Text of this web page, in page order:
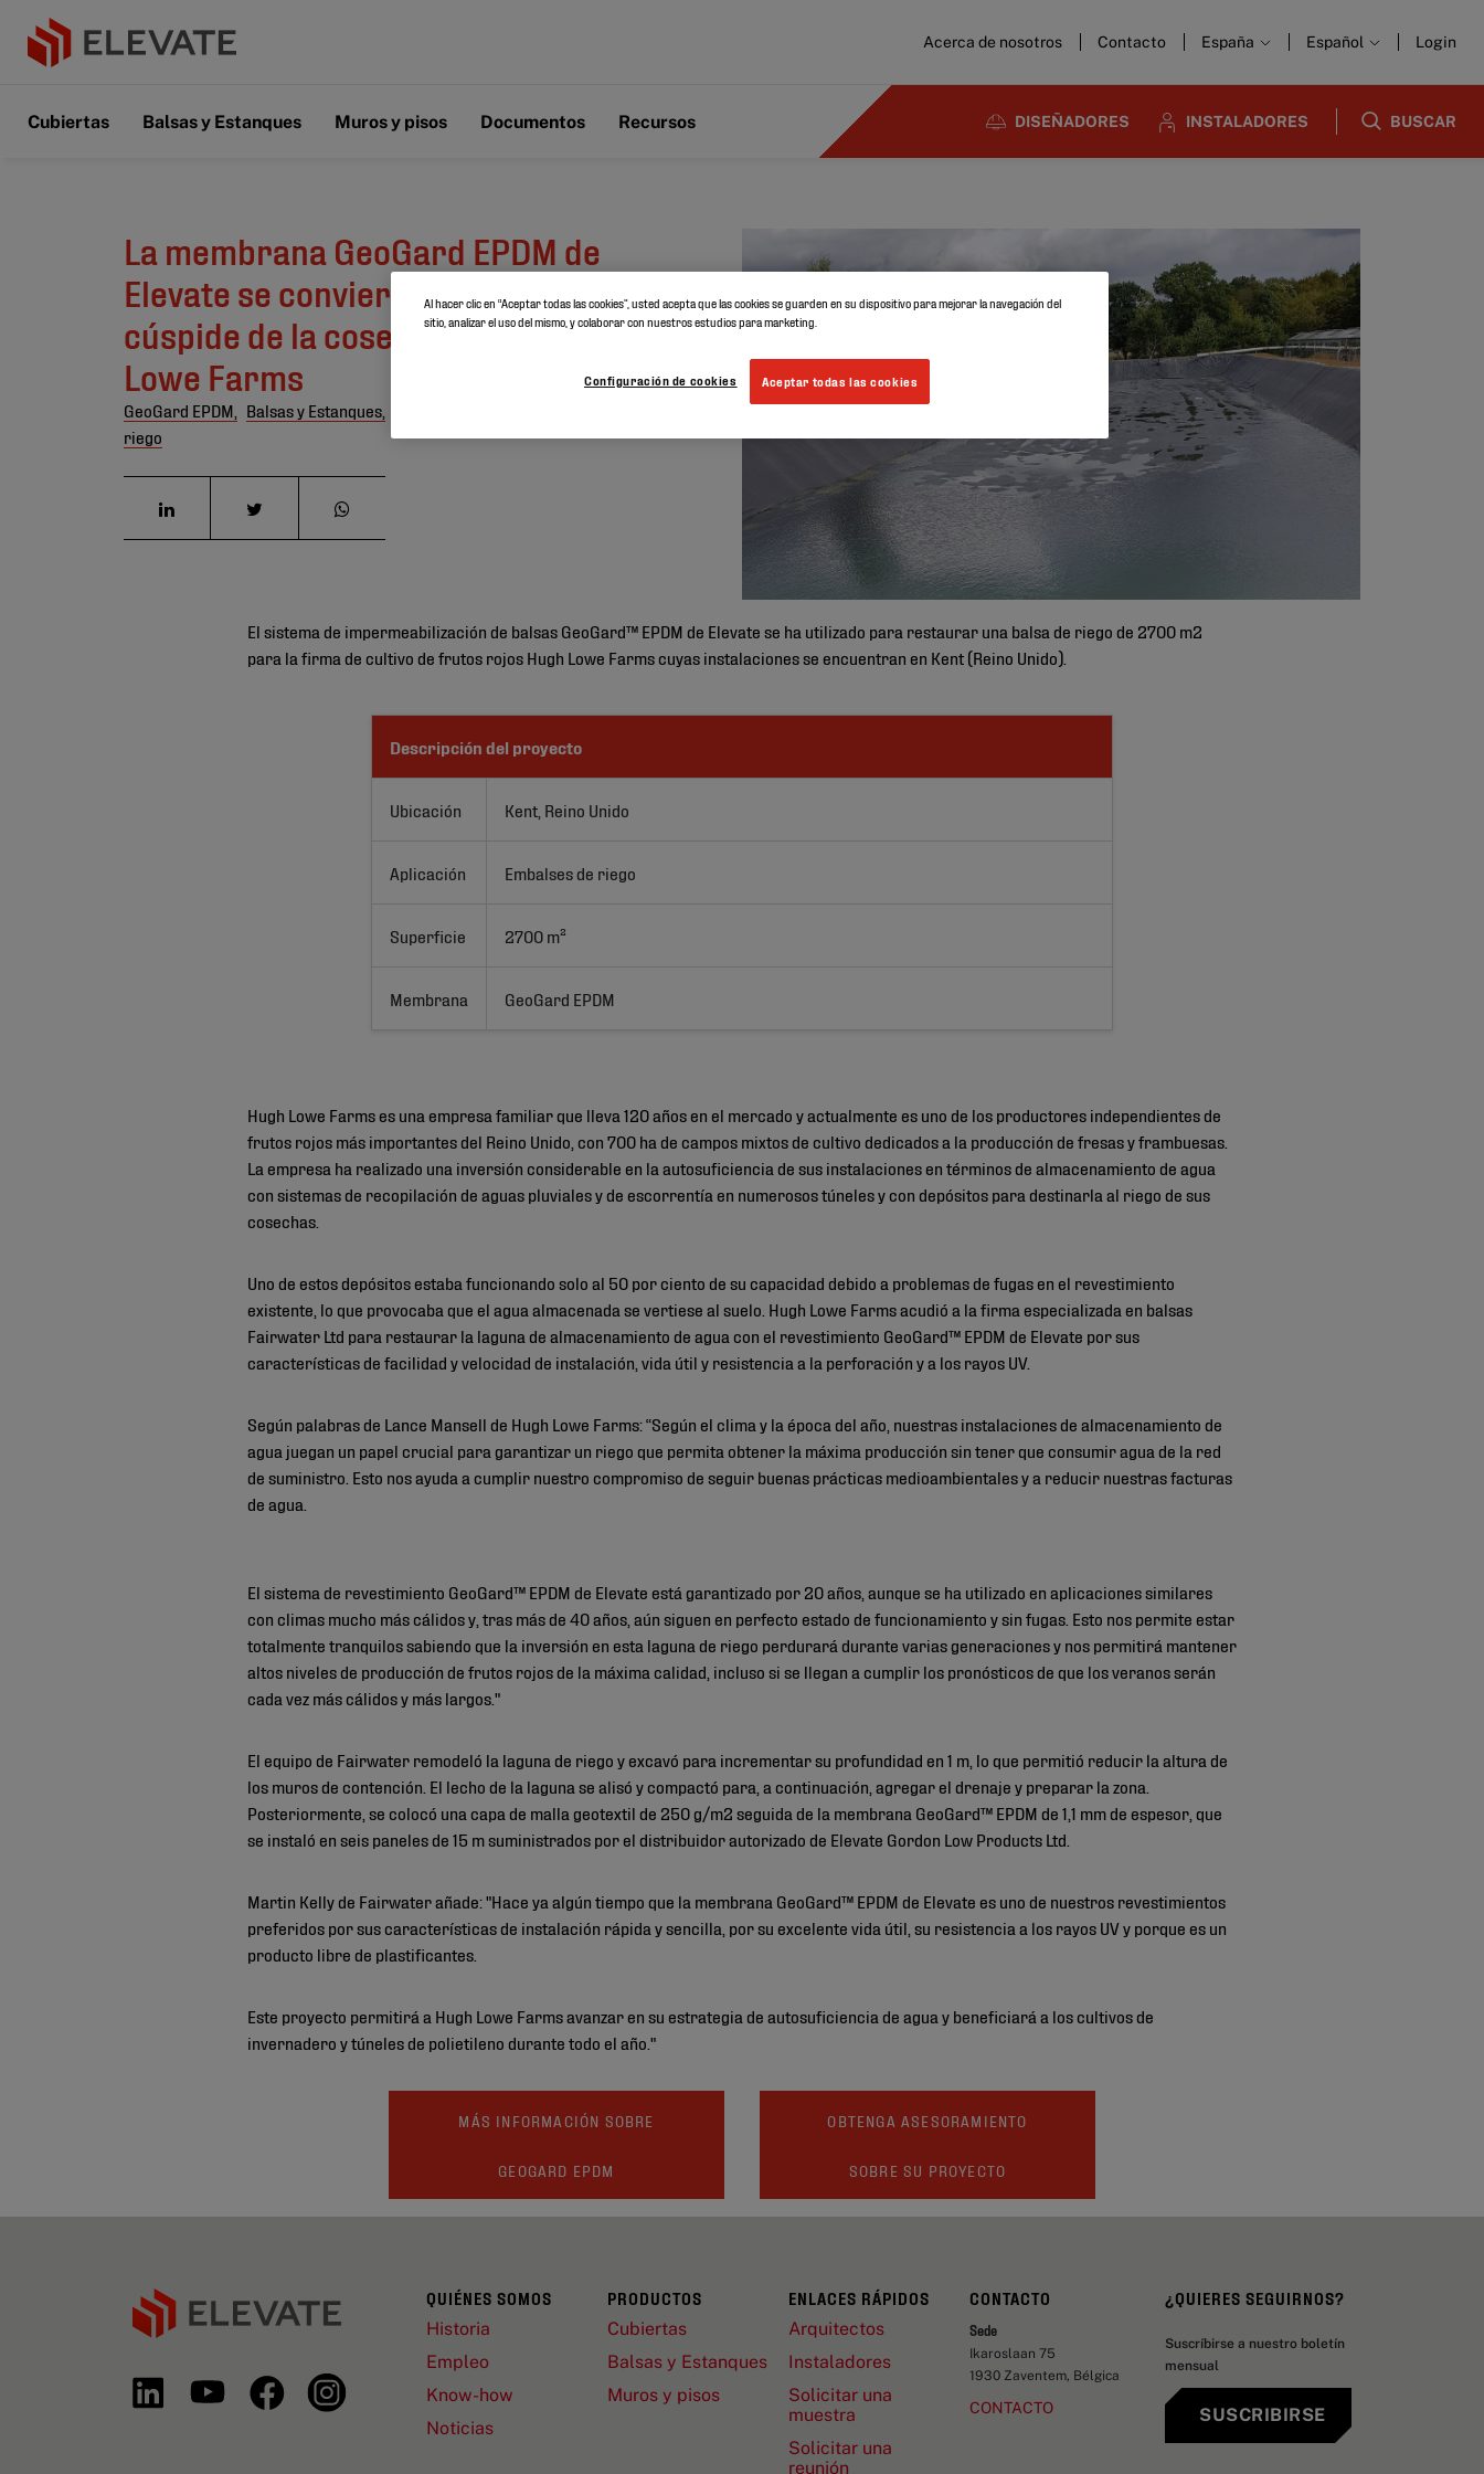
Acerca de nosotros Contacto España Español Login
Cubiertas Balsas y Estanques Muros y pisos Documentos Recursos DISEÑADORES INSTALADORES BUSCAR
La membrana GeoGard EPDM de
Elevate se convierte en la
cúspide de la cosecha de Hugh
Lowe Farms
GeoGard EPDM, Balsas y Estanques,
riego
El sistema de impermeabilización de balsas GeoGard™ EPDM de Elevate se ha utilizado para restaurar una balsa de riego de 2700 m2
para la firma de cultivo de frutos rojos Hugh Lowe Farms cuyas instalaciones se encuentran en Kent (Reino Unido).
Descripción del proyecto
Ubicación Kent, Reino Unido
Aplicación Embalses de riego
Superficie 2700 m²
Membrana GeoGard EPDM
Hugh Lowe Farms es una empresa familiar que lleva 120 años en el mercado y actualmente es uno de los productores independientes de
frutos rojos más importantes del Reino Unido, con 700 ha de campos mixtos de cultivo dedicados a la producción de fresas y frambuesas.
La empresa ha realizado una inversión considerable en la autosuficiencia de sus instalaciones en términos de almacenamiento de agua
con sistemas de recopilación de aguas pluviales y de escorrentía en numerosos túneles y con depósitos para destinarla al riego de sus
cosechas.
Uno de estos depósitos estaba funcionando solo al 50 por ciento de su capacidad debido a problemas de fugas en el revestimiento
existente, lo que provocaba que el agua almacenada se vertiese al suelo. Hugh Lowe Farms acudió a la firma especializada en balsas
Fairwater Ltd para restaurar la laguna de almacenamiento de agua con el revestimiento GeoGard™ EPDM de Elevate por sus
características de facilidad y velocidad de instalación, vida útil y resistencia a la perforación y a los rayos UV.
Según palabras de Lance Mansell de Hugh Lowe Farms: “Según el clima y la época del año, nuestras instalaciones de almacenamiento de
agua juegan un papel crucial para garantizar un riego que permita obtener la máxima producción sin tener que consumir agua de la red
de suministro. Esto nos ayuda a cumplir nuestro compromiso de seguir buenas prácticas medioambientales y a reducir nuestras facturas
de agua.
El sistema de revestimiento GeoGard™ EPDM de Elevate está garantizado por 20 años, aunque se ha utilizado en aplicaciones similares
con climas mucho más cálidos y, tras más de 40 años, aún siguen en perfecto estado de funcionamiento y sin fugas. Esto nos permite estar
totalmente tranquilos sabiendo que la inversión en esta laguna de riego perdurará durante varias generaciones y nos permitirá mantener
altos niveles de producción de frutos rojos de la máxima calidad, incluso si se llegan a cumplir los pronósticos de que los veranos serán
cada vez más cálidos y más largos."
El equipo de Fairwater remodeló la laguna de riego y excavó para incrementar su profundidad en 1 m, lo que permitió reducir la altura de
los muros de contención. El lecho de la laguna se alisó y compactó para, a continuación, agregar el drenaje y preparar la zona.
Posteriormente, se colocó una capa de malla geotextil de 250 g/m2 seguida de la membrana GeoGard™ EPDM de 1,1 mm de espesor, que
se instaló en seis paneles de 15 m suministrados por el distribuidor autorizado de Elevate Gordon Low Products Ltd.
Martin Kelly de Fairwater añade: "Hace ya algún tiempo que la membrana GeoGard™ EPDM de Elevate es uno de nuestros revestimientos
preferidos por sus características de instalación rápida y sencilla, por su excelente vida útil, su resistencia a los rayos UV y porque es un
producto libre de plastificantes.
Este proyecto permitirá a Hugh Lowe Farms avanzar en su estrategia de autosuficiencia de agua y beneficiará a los cultivos de
invernadero y túneles de polietileno durante todo el año."
MÁS INFORMACIÓN SOBRE
GEOGARD EPDM
OBTENGA ASESORAMIENTO
SOBRE SU PROYECTO
QUIÉNES SOMOS
Historia
Empleo
Know-how
Noticias
PRODUCTOS
Cubiertas
Balsas y Estanques
Muros y pisos
ENLACES RÁPIDOS
Arquitectos
Instaladores
Solicitar una
muestra
Solicitar una
reunión
CONTACTO
Sede
Ikaroslaan 75
1930 Zaventem, Bélgica
CONTACTO
¿QUIERES SEGUIRNOS?
Suscríbirse a nuestro boletín
mensual
SUSCRIBIRSE
Al hacer clic en “Aceptar todas las cookies”, usted acepta que las cookies se guarden en su dispositivo para mejorar la navegación del
sitio, analizar el uso del mismo, y colaborar con nuestros estudios para marketing.
Aceptar todas las cookies
Configuración de cookies